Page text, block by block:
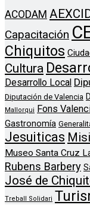
ACODAM
Capacitación
Chiquitos
Cultura
Desarrollo Local
Diputación de Valencia
Mallorqui Fons
Gastronomía
Jesuiticas
Museo Santa Cruz
Rubens Barbery
José de
Treball Solidari